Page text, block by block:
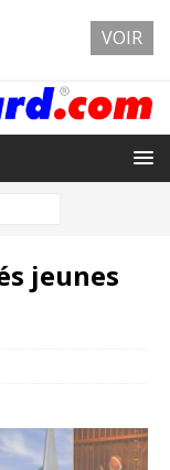
jeunes
VOIR